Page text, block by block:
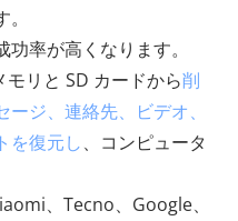
率が高くなります。
リと SD カードから削
ジ、連絡先、ビデオ、
を復元し、コンピュータ
、Tecno、Google、